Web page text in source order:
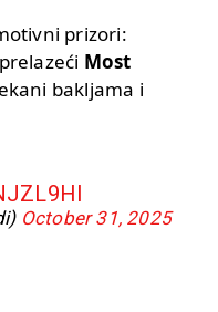
prizori:
Most
bakljama i
October 31, 2025